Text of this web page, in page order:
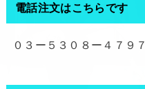
電話注文はこちらです
０３ー５３０８ー４７９７